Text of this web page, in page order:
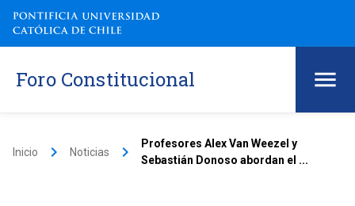
Foro Constitucional
Inicio keyboard_arrow_right Noticias keyboard_arrow_right
Profesores Alex Van Weezel y
Sebastián Donoso abordan el ...